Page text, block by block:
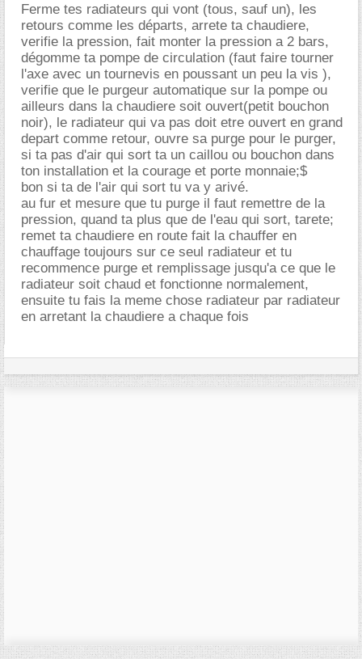
Ferme tes radiateurs qui vont (tous, sauf un), les
retours comme les départs, arrete ta chaudiere,
verifie la pression, fait monter la pression a 2 bars,
dégomme ta pompe de circulation (faut faire tourner
l'axe avec un tournevis en poussant un peu la vis ),
verifie que le purgeur automatique sur la pompe ou
ailleurs dans la chaudiere soit ouvert(petit bouchon
noir), le radiateur qui va pas doit etre ouvert en grand
depart comme retour, ouvre sa purge pour le purger,
si ta pas d'air qui sort ta un caillou ou bouchon dans
ton installation et la courage et porte monnaie;$
bon si ta de l'air qui sort tu va y arivé.
au fur et mesure que tu purge il faut remettre de la
pression, quand ta plus que de l'eau qui sort, tarete;
remet ta chaudiere en route fait la chauffer en
chauffage toujours sur ce seul radiateur et tu
recommence purge et remplissage jusqu'a ce que le
radiateur soit chaud et fonctionne normalement,
ensuite tu fais la meme chose radiateur par radiateur
en arretant la chaudiere a chaque fois